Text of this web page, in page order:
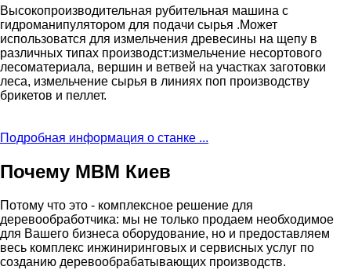
Высокопроизводительная рубительная машина с
гидроманипулятором для подачи сырья .Может
использоватся для измельчения древесины на щепу в
различных типах производст:измельчение несортового
лесоматериала, вершин и ветвей на участках заготовки
леса, измельчение сырья в линиях поп производству
брикетов и пеллет.
Подробная информация о станке ...
Почему МВМ Киев
Потому что это - комплексное решение для
деревообработчика: мы не только продаем необходимое
для Вашего бизнеса оборудование, но и предоставляем
весь комплекс инжиниринговых и сервисных услуг по
созданию деревообрабатывающих производств.